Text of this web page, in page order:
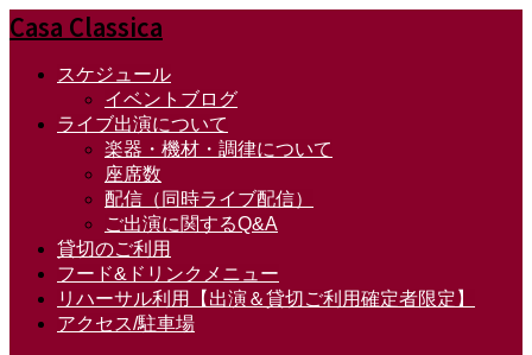
Casa Classica
スケジュール
イベントブログ
ライブ出演について
楽器・機材・調律について
座席数
配信（同時ライブ配信）
ご出演に関するQ&A
貸切のご利用
フード&ドリンクメニュー
リハーサル利用【出演＆貸切ご利用確定者限定】
アクセス/駐車場